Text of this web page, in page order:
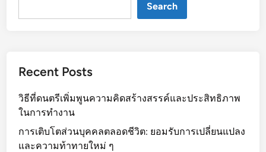
Search
Recent Posts
วิธีที่ดนตรีเพิ่มพูนความคิดสร้างสรรค์และประสิทธิภาพ
ในการทำงาน
การเติบโตส่วนบุคคลตลอดชีวิต: ยอมรับการเปลี่ยนแปลง
และความท้าทายใหม่ ๆ